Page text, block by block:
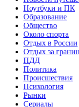
Ноутбуки и ПК
Образование
Общество
Около спорта
Отдых в России
Отдых за
ПДД
Политика
Происшествия
Психология
Рынки
Сериалы